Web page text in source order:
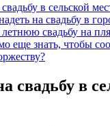
в сельской
на свадьбу в
летнюю свадьбу на
еще знать, чтобы
свадьбу в